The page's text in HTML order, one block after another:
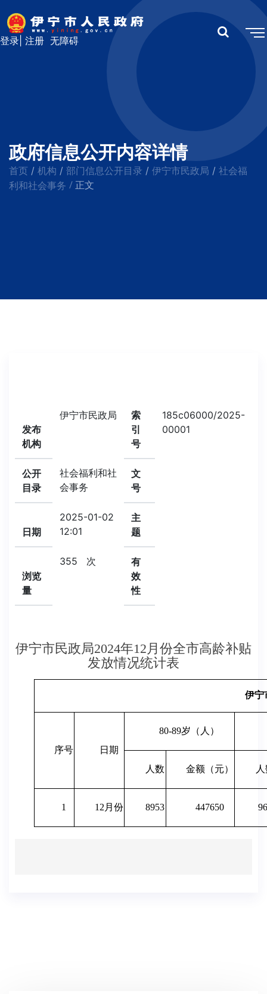
无障碍
登录 注册
政府信息公开内容详情
首页 / 机构 / 部门信息公开目录 / 伊宁市民政局 / 社会福
利和社会事务 / 正文
发布
机构
伊宁市民政局
索
引
号
185c06000/2025-
00001
公开
目录
社会福利和社
会事务
文
号
日期
2025-01-02
12:01
主
题
浏览
量
355 次
有
效
性
伊宁市民政局2024年12月份全市高龄补贴
发放情况统计表
伊宁
序号 日期
80-89岁（人）
人数 金额（元）
1 12月份 8953 447650